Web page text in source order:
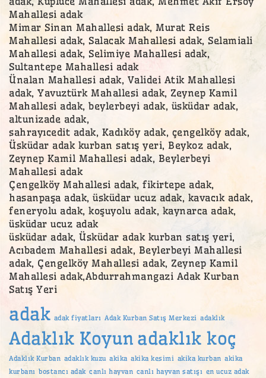
Mahallesi adak
Mimar Sinan Mahallesi adak, Murat Reis
Mahallesi adak, Salacak Mahallesi adak, Selamiali
Mahallesi adak, Selimiye Mahallesi adak,
Sultantepe Mahallesi adak
Ünalan Mahallesi adak, Validei Atik Mahallesi
adak, Yavuztürk Mahallesi adak, Zeynep Kamil
Mahallesi adak, beylerbeyi adak, üsküdar adak,
altunizade adak,
sahrayıcedit adak, Kadıköy adak, çengelköy adak,
Üsküdar adak kurban satış yeri, Beykoz adak,
Zeynep Kamil Mahallesi adak, Beylerbeyi
Mahallesi adak
Çengelköy Mahallesi adak, fikirtepe adak,
hasanpaşa adak, üsküdar ucuz adak, kavacık adak,
feneryolu adak, koşuyolu adak, kaynarca adak,
üsküdar ucuz adak
üsküdar adak, Üsküdar adak kurban satış yeri,
Acıbadem Mahallesi adak, Beylerbeyi Mahallesi
adak, Çengelköy Mahallesi adak, Zeynep Kamil
Mahallesi adak,Abdurrahmangazi Adak Kurban
Satış Yeri
adak adak fiyatları Adak Kurban Satış Merkezi adaklık
Adaklık Koyun adaklık koç
Adaklık Kurban adaklık kuzu akika akika kesimi akika kurban akika
kurbanı bostancı adak canlı hayvan canlı hayvan satışı en ucuz adak